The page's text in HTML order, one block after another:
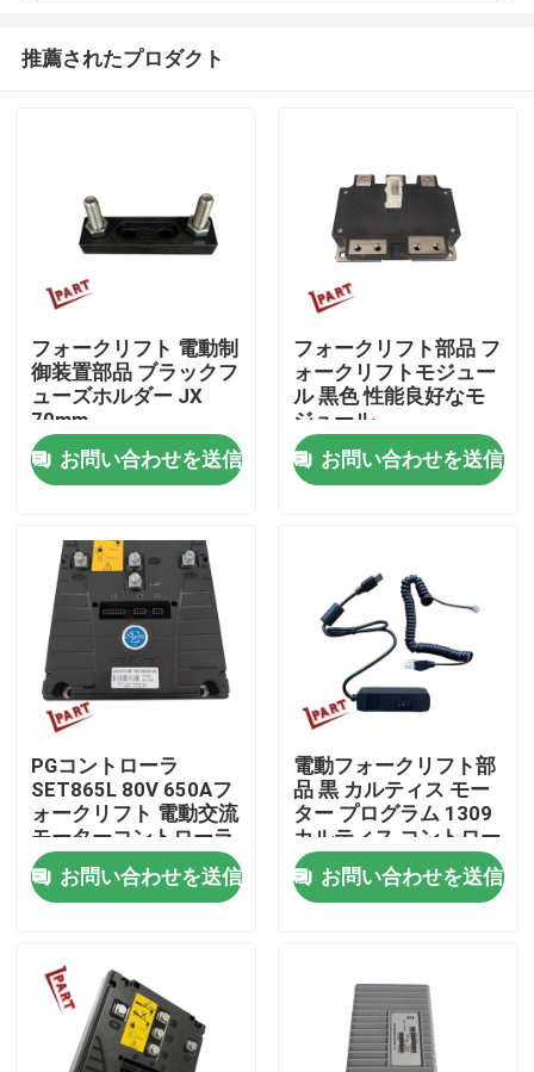
ホーム
企業情報
製品
ビデオ
フォークリフト電池の部品
フォークリフト ドライブ車輪
フォークリフト モーター コントローラー
電気フォークリフト モーター
LEDのフォークリフト ライト
推薦されたプロダクト
フォークリフト 電動制
御装置部品 ブラックフ
ューズホルダー JX
70mm
お問い合わせを送信
フォークリフト部品 フ
ォークリフトモジュー
ル 黒色 性能良好なモ
ジュール
PM400CTU007
お問い合わせを送信
PGコントローラ
SET865L 80V 650Aフ
ォークリフト 電動交流
モーターコントローラ
お問い合わせを送信
電動フォークリフト部
品 黒 カルティス モー
ター プログラム 1309
カルティス コントロー
ラー
お問い合わせを送信